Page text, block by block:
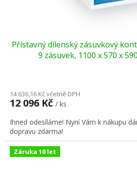
Přístavný dílenský zásuvkový
9 zásuvek, 1100 x 570 x
14 636,16 Kč včetně DPH
12 096 Kč / ks
Ihned odesíláme! Nyní Vám k nákupu
dopravu zdarma!
Záruka 10 let